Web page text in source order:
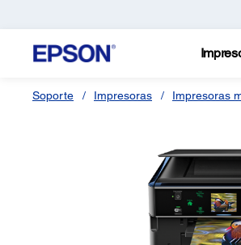
Soporte Impresoras Impresoras